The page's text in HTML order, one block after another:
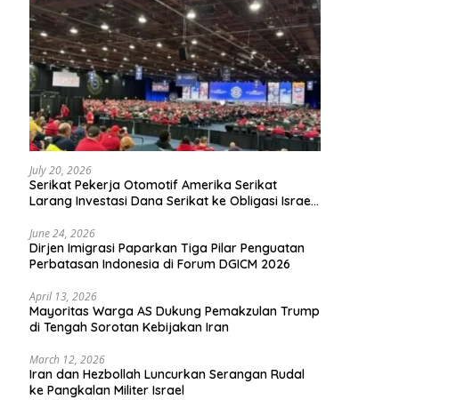
July 20, 2026
Serikat Pekerja Otomotif Amerika Serikat
Larang Investasi Dana Serikat ke Obligasi Israel,
June 24, 2026
Dirjen Imigrasi Paparkan Tiga Pilar Penguatan
Perbatasan Indonesia di Forum DGICM 2026
April 13, 2026
Mayoritas Warga AS Dukung Pemakzulan Trump
di Tengah Sorotan Kebijakan Iran
March 12, 2026
Iran dan Hezbollah Luncurkan Serangan Rudal
ke Pangkalan Militer Israel